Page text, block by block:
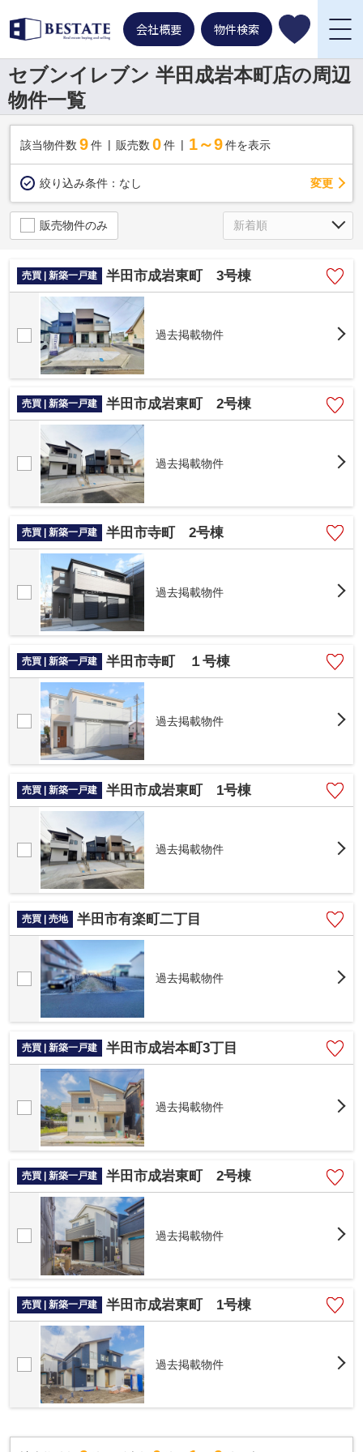
会社概要 物件検索
セブンイレブン 半田成岩本町店の周辺
物件一覧
該当物件数 9件 販売数 0 件 1～9 件を表示
絞り込み条件： なし 変更
販売物件のみ
売買 | 新築一戸建 半田市成岩東町 3号棟
過去掲載物件
売買 | 新築一戸建 半田市成岩東町 2号棟
過去掲載物件
売買 | 新築一戸建 半田市寺町 2号棟
過去掲載物件
売買 | 新築一戸建 半田市寺町 １号棟
過去掲載物件
売買 | 新築一戸建 半田市成岩東町 1号棟
過去掲載物件
売買 | 売地 半田市有楽町二丁目
過去掲載物件
売買 | 新築一戸建 半田市成岩本町3丁目
過去掲載物件
売買 | 新築一戸建 半田市成岩東町 2号棟
過去掲載物件
売買 | 新築一戸建 半田市成岩東町 1号棟
過去掲載物件